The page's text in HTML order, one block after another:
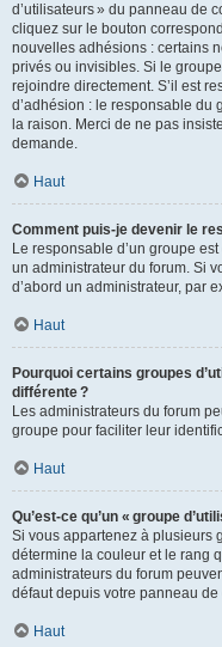
d’utilisateurs » du panneau de
cliquez sur le bouton
nouvelles adhésions : certains
privés ou invisibles. Si le
rejoindre directement. S’il est
d’adhésion : le responsable du
la raison. Merci de ne pas
demande.
Haut
Comment puis-je devenir le
Le responsable d’un groupe
un administrateur du forum. Si
d’abord un administrateur, par
Haut
Pourquoi certains groupes
différente ?
Les administrateurs du forum
groupe pour faciliter leur
Haut
Qu’est-ce qu’un « groupe
Si vous appartenez à plusieurs
détermine la couleur et le rang
administrateurs du forum
défaut depuis votre panneau
Haut